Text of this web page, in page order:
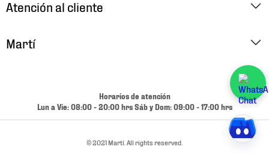
Atención al cliente
Cambios y Devoluciones
Martí
Términos y Condiciones
Horarios de atención
Lun a Vie: 08:00 - 20:00 hrs Sáb y Dom: 09:00 - 17:00 hrs
© 2021 Martí. All rights reserved.